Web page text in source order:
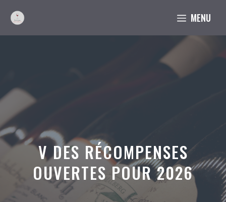
contenu
MENU
V DES RÉCOMPENSES
OUVERTES POUR 2026